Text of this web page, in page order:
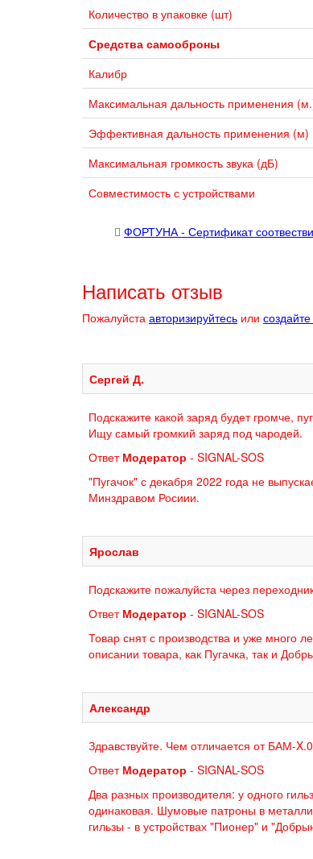
Количество в упаковке (шт)
Средства самооброны
Калибр
Максимальная дальность применения
Эффективная дальность применения (м)
Максимальная громкость звука (дБ)
Совместимость с устройствами
ФОРТУНА - Сертификат
Написать отзыв
Пожалуйста авторизируйтесь или
Сергей Д.
Подскажите какой заряд будет громче,
Ищу самый громкий заряд под чародей.
Ответ Модератор - SIGNAL-SOS
"Пугачок" с декабря 2022 года не
Минздравом Росиии.
Ярослав
Подскажите пожалуйста через
Ответ Модератор - SIGNAL-SOS
Товар снят с производства и уже много
описании товара, как Пугачка, так и
Александр
Здравствуйте. Чем отличается от БАМ-
Ответ Модератор - SIGNAL-SOS
Два разных производителя: у одного
одинаковая. Шумовые патроны в
гильзы - в устройствах "Пионер" и